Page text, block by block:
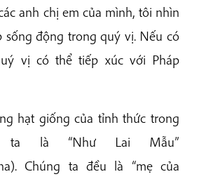
anh chị em của mình, tôi nhìn
sống động trong quý vị. Nếu có
vị có thể tiếp xúc với Pháp
hạt giống của tỉnh thức trong
ta là “Như Lai Mẫu”
Chúng ta đều là “mẹ của